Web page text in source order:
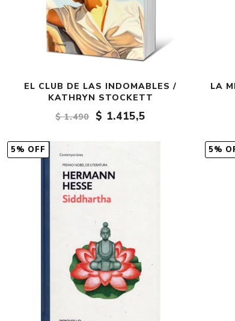
EL CLUB DE LAS INDOMABLES /
KATHRYN STOCKETT
$ 1.490
$ 1.415,5
LA
5% OFF 5%